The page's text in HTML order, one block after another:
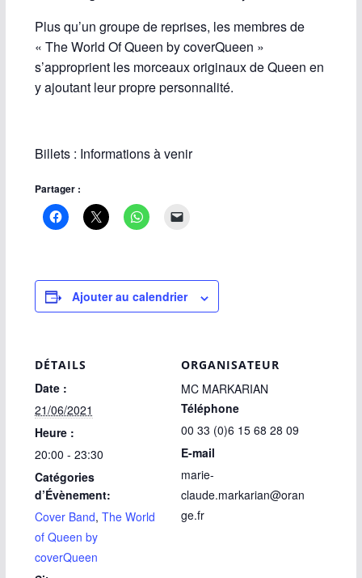
Plus qu’un groupe de reprises, les membres de
« The World Of Queen by coverQueen »
s’approprient les morceaux originaux de Queen en
y ajoutant leur propre personnalité.
Billets : Informations à venir
Partager :
Ajouter au calendrier
DÉTAILS
Date :
21/06/2021
Heure :
20:00 - 23:30
Catégories
d’Évènement:
Cover Band, The World
of Queen by
coverQueen
ORGANISATEUR
MC MARKARIAN
Téléphone
00 33 (0)6 15 68 28 09
E-mail
marie-
claude.markarian@oran
ge.fr